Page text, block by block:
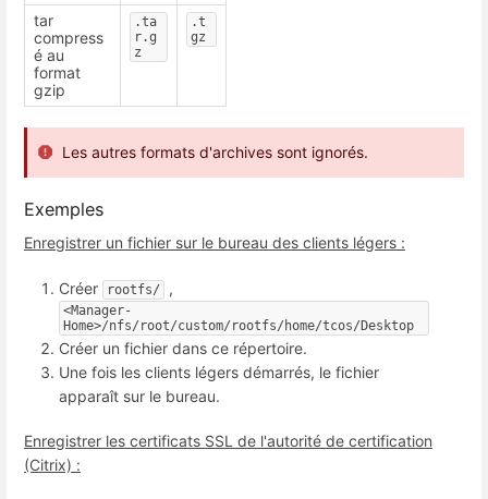
tar
compress
é au
format
gzip
.ta
r.g
z
.t
gz
Les autres formats d'archives sont ignorés.
Exemples
Enregistrer un fichier sur le bureau des clients légers :
Créer rootfs/ ,
<Manager-
Home>/nfs/root/custom/rootfs/home/tcos/Desktop
Créer un fichier dans ce répertoire.
Une fois les clients légers démarrés, le fichier
apparaît sur le bureau.
Enregistrer les certificats SSL de l'autorité de certification
(Citrix) :